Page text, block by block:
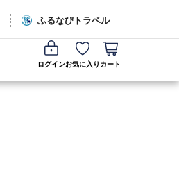
ふるなびトラベル
ログインお気に入り カート